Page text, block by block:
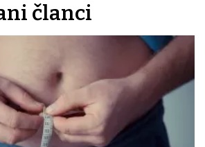
članci